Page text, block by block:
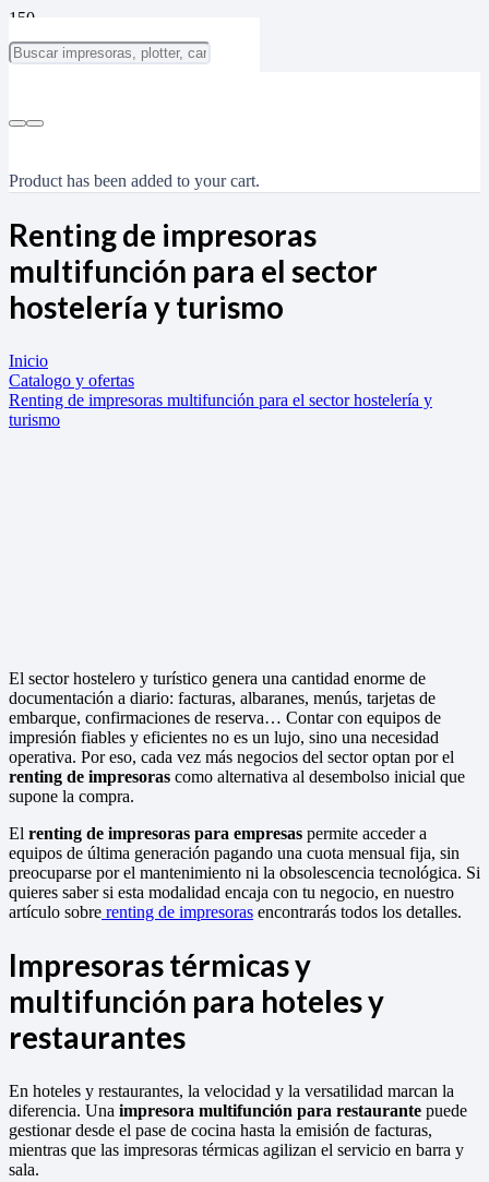
Product has been added to your cart.
Renting de impresoras
multifunción para el sector
hostelería y turismo
Inicio
Catalogo y ofertas
Renting de impresoras multifunción para el sector hostelería y
turismo
El sector hostelero y turístico genera una cantidad enorme de
documentación a diario: facturas, albaranes, menús, tarjetas de
embarque, confirmaciones de reserva… Contar con equipos de
impresión fiables y eficientes no es un lujo, sino una necesidad
operativa. Por eso, cada vez más negocios del sector optan por el
renting de impresoras como alternativa al desembolso inicial que
supone la compra.
El renting de impresoras para empresas permite acceder a
equipos de última generación pagando una cuota mensual fija, sin
preocuparse por el mantenimiento ni la obsolescencia tecnológica. Si
quieres saber si esta modalidad encaja con tu negocio, en nuestro
artículo sobre renting de impresoras encontrarás todos los detalles.
Impresoras térmicas y
multifunción para hoteles y
restaurantes
En hoteles y restaurantes, la velocidad y la versatilidad marcan la
diferencia. Una impresora multifunción para restaurante puede
gestionar desde el pase de cocina hasta la emisión de facturas,
mientras que las impresoras térmicas agilizan el servicio en barra y
sala.